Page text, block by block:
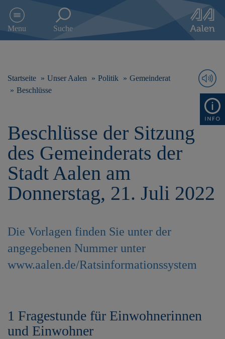
e
Menu Suche
Startseite Unser Aalen Politik
Gemeinderat
Beschlüsse
Beschlüsse der Sitzung
des Gemeinderats der
Stadt Aalen am
Donnerstag, 21. Juli 2022
Die Vorlagen finden Sie unter der
angegebenen Nummer unter
www.aalen.de/Ratsinformationssystem
1 Fragestunde für Einwohnerinnen
und Einwohner